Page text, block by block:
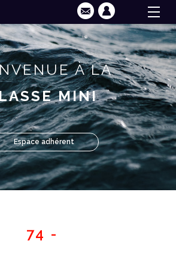
À LA
MINI
Espace adhérent
74 -